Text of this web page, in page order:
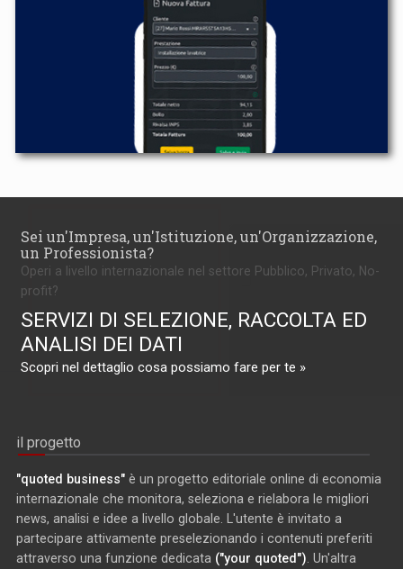
Sei un'Impresa, un'Istituzione, un'Organizzazione,
un Professionista?
Operi a livello internazionale nel settore Pubblico, Privato, No-
profit?
SERVIZI DI SELEZIONE, RACCOLTA ED
ANALISI DEI DATI
Scopri nel dettaglio cosa possiamo fare per te »
il progetto
"quoted business" è un progetto editoriale online di economia
internazionale che monitora, seleziona e rielabora le migliori
news, analisi e idee a livello globale. L'utente è invitato a
partecipare attivamente preselezionando i contenuti preferiti
attraverso una funzione dedicata ("your quoted") . Un'altra